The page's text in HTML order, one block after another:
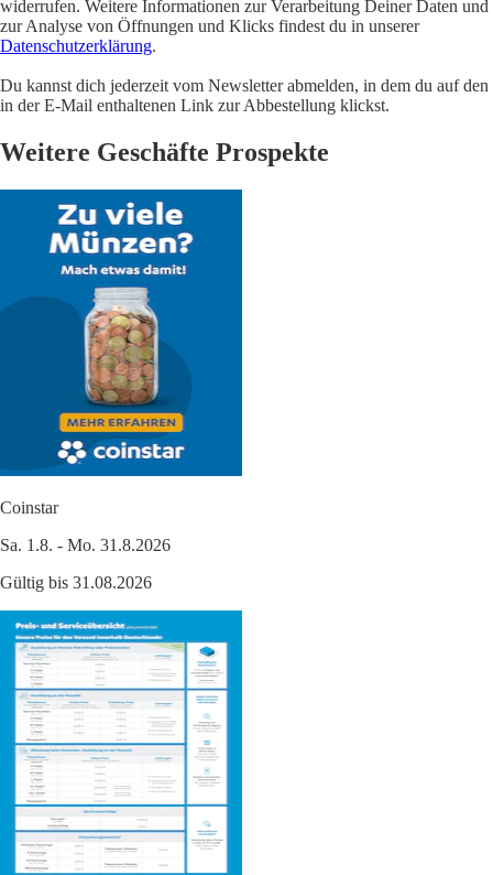
widerrufen. Weitere Informationen zur Verarbeitung Deiner Daten und
zur Analyse von Öffnungen und Klicks findest du in unserer
Datenschutzerklärung.
Du kannst dich jederzeit vom Newsletter abmelden, in dem du auf den
in der E-Mail enthaltenen Link zur Abbestellung klickst.
Weitere Geschäfte Prospekte
Coinstar
Sa. 1.8. - Mo. 31.8.2026
Gültig bis 31.08.2026